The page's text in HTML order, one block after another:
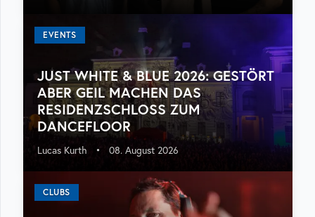
EVENTS
JUST WHITE & BLUE 2026: GESTÖRT
ABER GEIL MACHEN DAS
RESIDENZSCHLOSS ZUM
DANCEFLOOR
Lucas Kurth • 08. August 2026
CLUBS